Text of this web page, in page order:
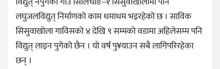
लघुजलविद्युत् निर्माणको काम धमाधम भइरहेको छ । साविक
सिसुवाखोला गाविसको ४ देखि ९ सम्मको वडामा अहिलेसम्म पनि
विद्युत् लाइन पुगेको छैन । यो वर्ष पु¥याउन सबै लागिपरिरहेका
छन् ।